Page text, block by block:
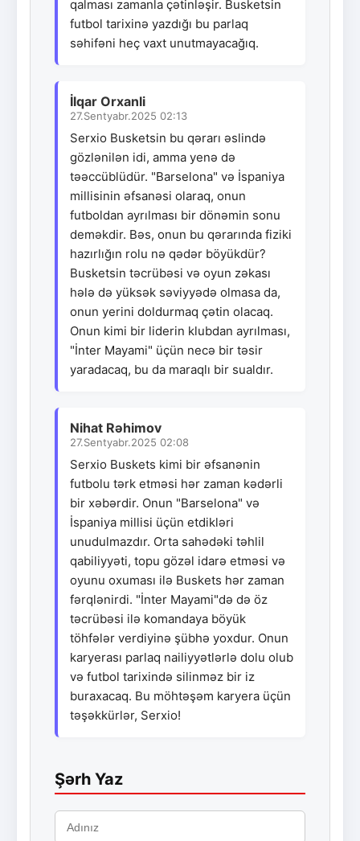
qalması zamanla çətinləşir. Busketsin
futbol tarixinə yazdığı bu parlaq
səhifəni heç vaxt unutmayacağıq.
İlqar Orxanli
27.Sentyabr.2025 02:13
Serxio Busketsin bu qərarı əslində
gözlənilən idi, amma yenə də
təəccüblüdür. "Barselona" və İspaniya
millisinin əfsanəsi olaraq, onun
futboldan ayrılması bir dönəmin sonu
deməkdir. Bəs, onun bu qərarında fiziki
hazırlığın rolu nə qədər böyükdür?
Busketsin təcrübəsi və oyun zəkası
hələ də yüksək səviyyədə olmasa da,
onun yerini doldurmaq çətin olacaq.
Onun kimi bir liderin klubdan ayrılması,
"İnter Mayami" üçün necə bir təsir
yaradacaq, bu da maraqlı bir sualdır.
Nihat Rəhimov
27.Sentyabr.2025 02:08
Serxio Buskets kimi bir əfsanənin
futbolu tərk etməsi hər zaman kədərli
bir xəbərdir. Onun "Barselona" və
İspaniya millisi üçün etdikləri
unudulmazdır. Orta sahədəki təhlil
qabiliyyəti, topu gözəl idarə etməsi və
oyunu oxuması ilə Buskets hər zaman
fərqlənirdi. "İnter Mayami"də də öz
təcrübəsi ilə komandaya böyük
töhfələr verdiyinə şübhə yoxdur. Onun
karyerası parlaq nailiyyətlərlə dolu olub
və futbol tarixində silinməz bir iz
buraxacaq. Bu möhtəşəm karyera üçün
təşəkkürlər, Serxio!
Şərh Yaz